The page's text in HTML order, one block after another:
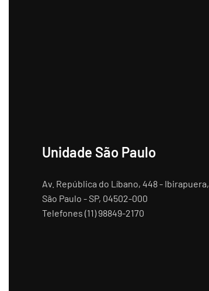
Unidade São Paulo
Av. República do Líbano, 448 - Ibirapuera,
São Paulo - SP, 04502-000
Telefones (11) 98849-2170